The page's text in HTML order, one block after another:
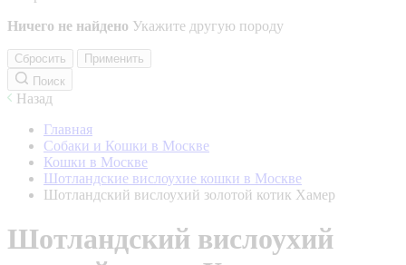
Ничего не найдено Укажите другую породу
Сбросить
Применить
Поиск
Назад
Главная
Собаки и Кошки в Москве
Кошки в Москве
Шотландские вислоухие кошки в Москве
Шотландский вислоухий золотой котик Хамер
Шотландский вислоухий